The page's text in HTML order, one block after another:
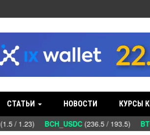
СТАТЬИ НОВОСТИ КУРСЫ
/ 1.23) BCH_USDC(236.5 / 193.5)